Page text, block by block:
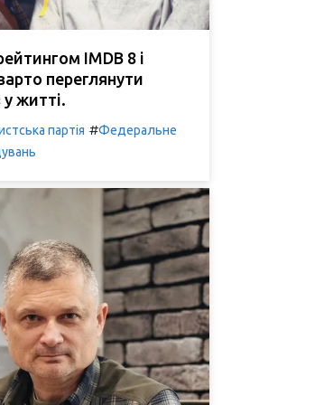
IMDB 8 і
переглянути
житті.
партія #Федеральне